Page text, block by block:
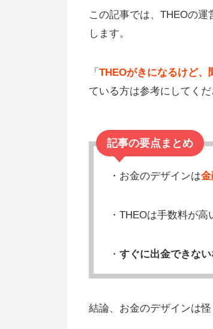
この記事では、THEOの
します。
「 THEOがきになるけど、
ている方は参考にしてくだ
記事の要点まとめ
・お金のデザインは
・THEOは手数料が
・ すぐに出金できな
結論、お金のデザインは怪